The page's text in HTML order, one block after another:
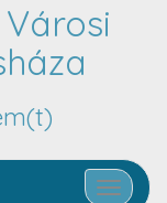
Toggle